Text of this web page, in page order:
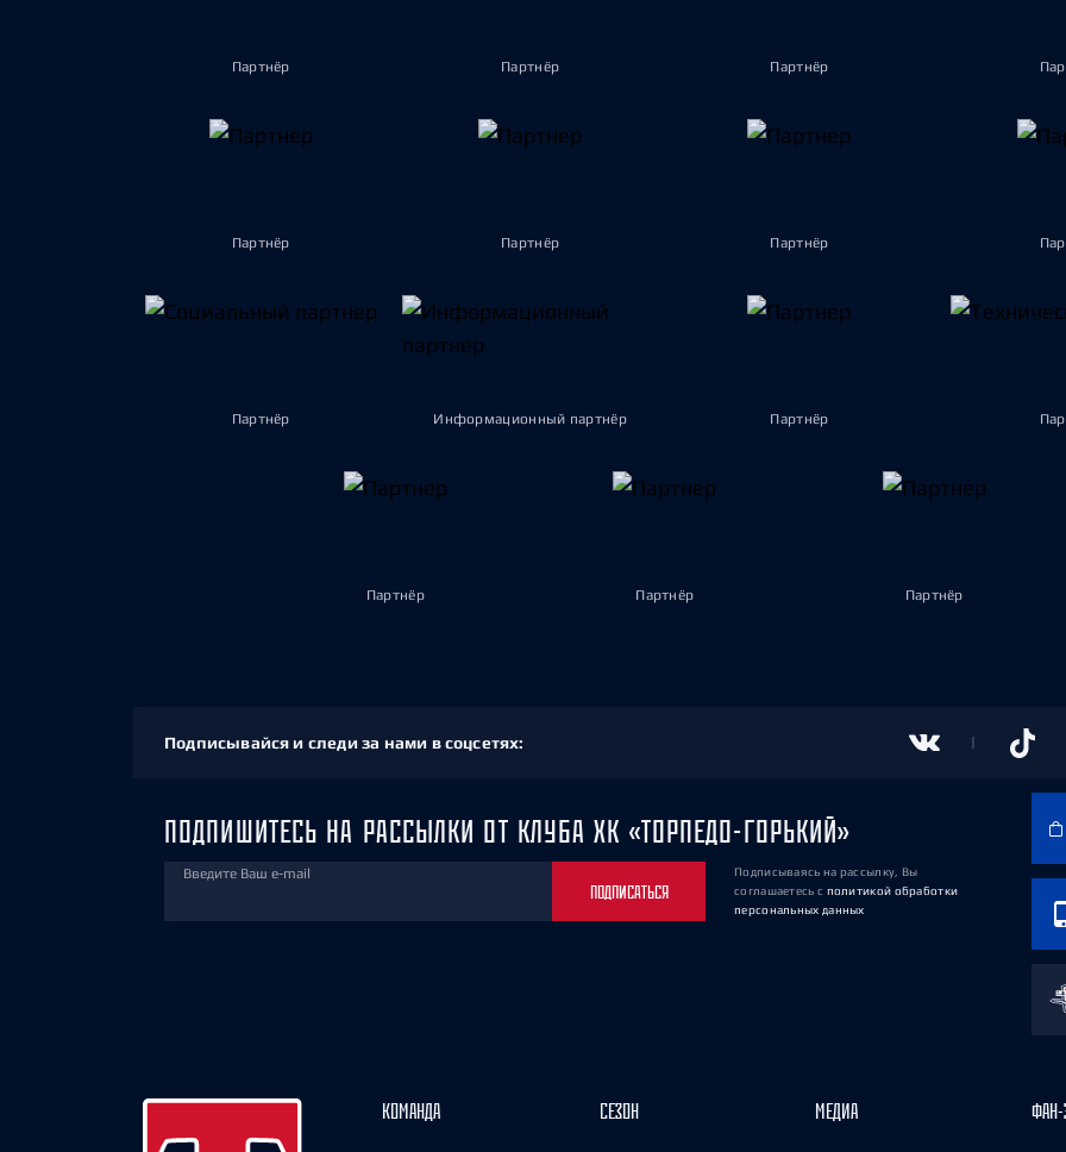
Партнёр Партнёр Партнёр
Партнёр Партнёр Партнёр
Партнёр Информационный партнёр Партнёр
Партнёр Партнёр Партнёр
Подписывайся и следи за нами в соцсетях:
ПОДПИШИТЕСЬ НА РАССЫЛКИ ОТ КЛУБА ХК «ТОРПЕДО-ГОРЬКИЙ»
Введите Ваш e-mail
ПОДПИСАТЬСЯ
Подписываясь на рассылку, Вы
соглашаетесь с политикой обработки
персональных данных
КОМАНДА СЕЗОН МЕДИА ФАН-